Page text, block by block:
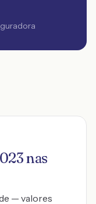
nas
— valores